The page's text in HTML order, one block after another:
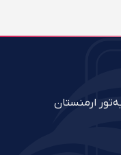
تور ارمنستان